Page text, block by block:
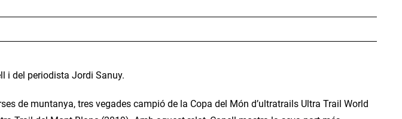
i del periodista Jordi Sanuy.
de muntanya, tres vegades campió de la Copa del Món d’ultratrails Ultra Trail World